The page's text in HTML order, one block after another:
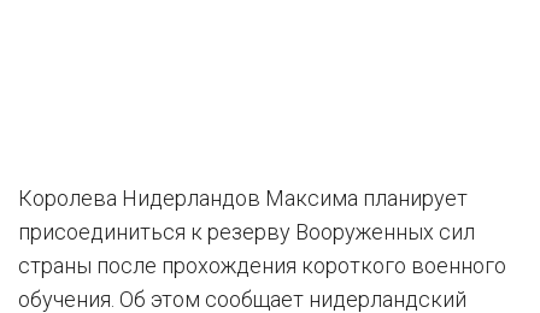
Королева Нидерландов Максима планирует
присоединиться к резерву Вооруженных сил
страны после прохождения короткого военного
обучения. Об этом сообщает нидерландский